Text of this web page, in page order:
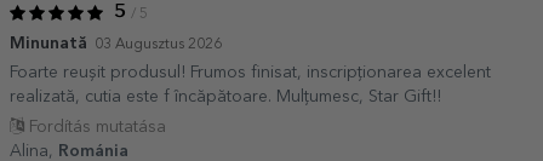
5 / 5
Minunată 03 Augusztus 2026
Foarte reușit produsul! Frumos finisat, inscripționarea excelent
realizată, cutia este f încăpătoare. Mulțumesc, Star Gift!!
Fordítás mutatása
Alina,
Románia